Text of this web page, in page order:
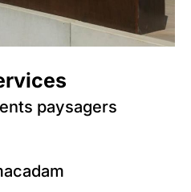
paysagers